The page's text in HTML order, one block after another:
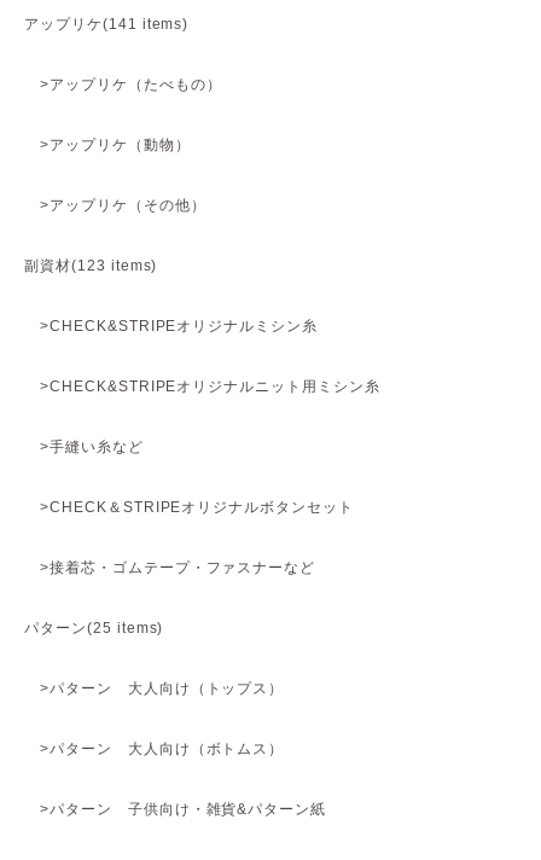
アップリケ(141 items)
>アップリケ（たべもの）
>アップリケ（動物）
>アップリケ（その他）
副資材(123 items)
>CHECK&STRIPEオリジナルミシン糸
>CHECK&STRIPEオリジナルニット用ミシン糸
>手縫い糸など
>CHECK＆STRIPEオリジナルボタンセット
>接着芯・ゴムテープ・ファスナーなど
パターン(25 items)
>パターン 大人向け（トップス）
>パターン 大人向け（ボトムス）
>パターン 子供向け・雑貨&パターン紙